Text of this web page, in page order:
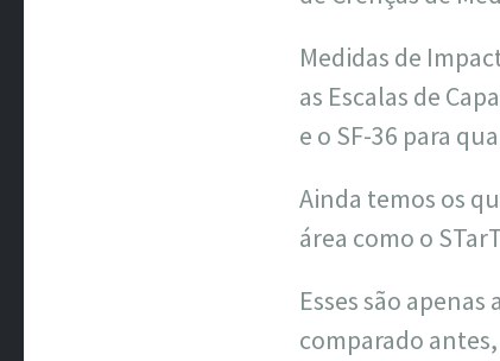
Medidas de
as Escalas de
e o SF-36 para
Ainda temos os
área como o
Esses são
comparado